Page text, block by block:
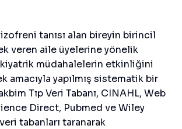
tanısı alan bireyin birincil
veren aile üyelerine yönelik
müdahalelerin etkinliğini
amacıyla yapılmış sistematik bir
Tıp Veri Tabanı, CINAHL, Web
Direct, Pubmed ve Wiley
tabanları taranarak